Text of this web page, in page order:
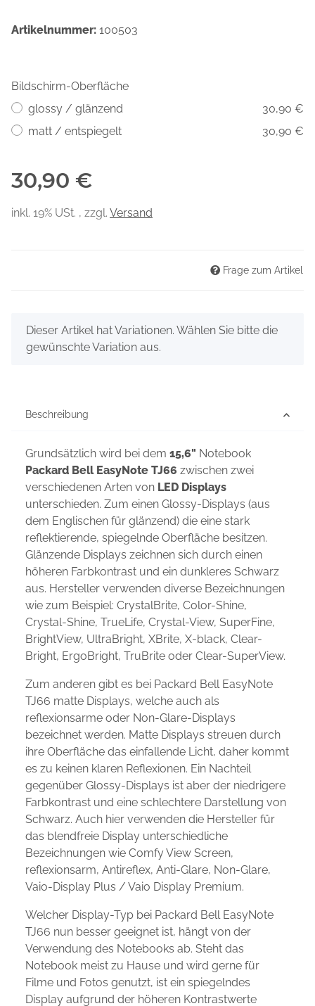
Artikelnummer: 100503
Bildschirm-Oberfläche
glossy / glänzend
30,90 €
matt / entspiegelt
30,90 €
30,90 €
inkl. 19% USt. , zzgl. Versand
Frage zum Artikel
x
Dieser Artikel hat Variationen. Wählen Sie bitte die
gewünschte Variation aus.
Beschreibung
Grundsätzlich wird bei dem 15,6" Notebook
Packard Bell EasyNote TJ66 zwischen zwei
verschiedenen Arten von LED Displays
unterschieden. Zum einen Glossy-Displays (aus
dem Englischen für glänzend) die eine stark
reflektierende, spiegelnde Oberfläche besitzen.
Glänzende Displays zeichnen sich durch einen
höheren Farbkontrast und ein dunkleres Schwarz
aus. Hersteller verwenden diverse Bezeichnungen
wie zum Beispiel: CrystalBrite, Color-Shine,
Crystal-Shine, TrueLife, Crystal-View, SuperFine,
BrightView, UltraBright, XBrite, X-black, Clear-
Bright, ErgoBright, TruBrite oder Clear-SuperView.
Zum anderen gibt es bei Packard Bell EasyNote
TJ66 matte Displays, welche auch als
reflexionsarme oder Non-Glare-Displays
bezeichnet werden. Matte Displays streuen durch
ihre Oberfläche das einfallende Licht, daher kommt
es zu keinen klaren Reflexionen. Ein Nachteil
gegenüber Glossy-Displays ist aber der niedrigere
Farbkontrast und eine schlechtere Darstellung von
Schwarz. Auch hier verwenden die Hersteller für
das blendfreie Display unterschiedliche
Bezeichnungen wie Comfy View Screen,
reflexionsarm, Antireflex, Anti-Glare, Non-Glare,
Vaio-Display Plus / Vaio Display Premium.
Welcher Display-Typ bei Packard Bell EasyNote
TJ66 nun besser geeignet ist, hängt von der
Verwendung des Notebooks ab. Steht das
Notebook meist zu Hause und wird gerne für
Filme und Fotos genutzt, ist ein spiegelndes
Display aufgrund der höheren Kontrastwerte